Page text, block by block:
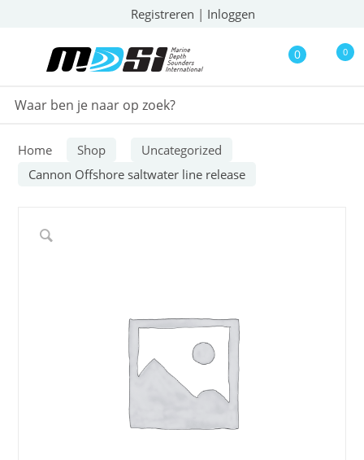
Registreren | Inloggen
0 0
Home Shop
Uncategorized
Cannon Offshore saltwater line release